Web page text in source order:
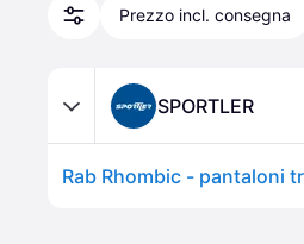
Prezzo incl. consegna
SPORTLER
Rab Rhombic - pantaloni